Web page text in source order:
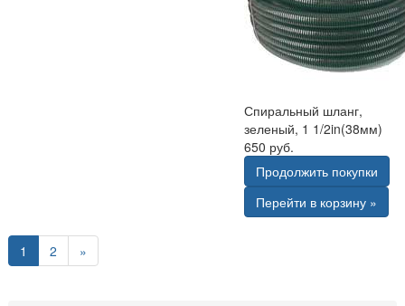
Спиральный шланг,
зеленый, 1 1/2in(38мм)
650 руб.
Продолжить покупки
Перейти в корзину »
1 2 »